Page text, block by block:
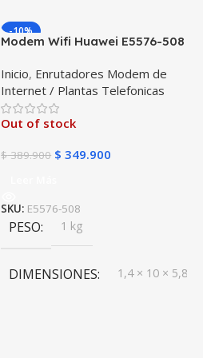
-10%
Modem Wifi Huawei E5576-508
Operador
Inicio, Enrutadores Modem de
Internet / Plantas Telefonicas
Out of stock
$389.900 $ 349.900
SKU: E5576-508
PESO 1 kg
DIMENSIONES 1,4 × 10 × 5,8